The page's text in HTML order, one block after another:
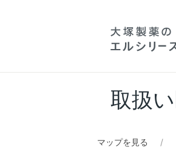
取扱
マップを見る